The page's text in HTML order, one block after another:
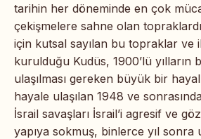
tarihin her döneminde en çok
çekişmelere sahne olan
için kutsal sayılan bu topraklar ve
kurulduğu Kudüs, 1900’lü yılların
ulaşılması gereken büyük bir
hayale ulaşılan 1948 ve
İsrail savaşları İsrail’i agresif ve
yapıya sokmuş, binlerce yıl sonra